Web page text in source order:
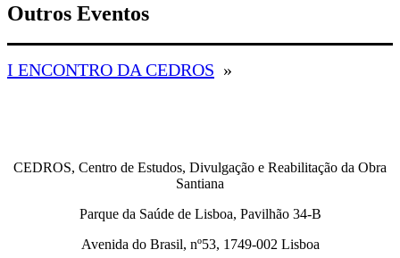
Outros Eventos
I ENCONTRO DA CEDROS »
CEDROS, Centro de Estudos, Divulgação e Reabilitação da Obra
Santiana
Parque da Saúde de Lisboa, Pavilhão 34-B
Avenida do Brasil, nº53, 1749-002 Lisboa